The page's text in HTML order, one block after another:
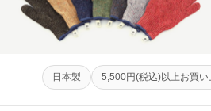
日本製 5,500円(税込)以上お買